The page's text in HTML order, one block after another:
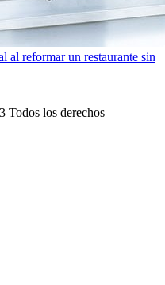
al reformar un restaurante sin
Todos los derechos